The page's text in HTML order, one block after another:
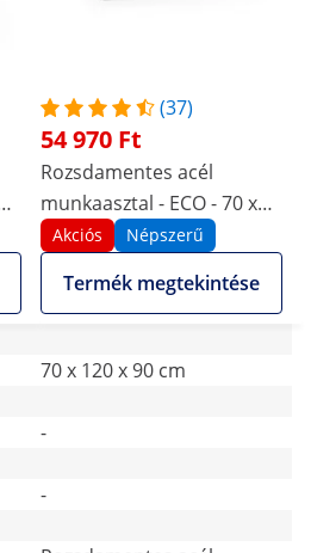
(37)
54 970 Ft
Rozsdamentes acél
munkaasztal - ECO - 70 x
120 cm - 215 kg -
összecsukható - Royal
Catering
Akciós Népszerű
Termék megtekintése
70 x 120 x 90 cm
-
-